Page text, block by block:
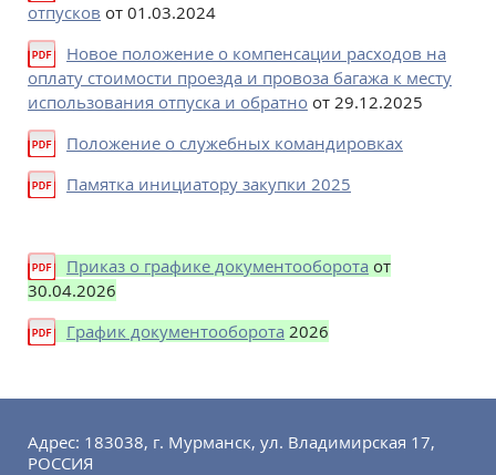
отпусков от 01.03.2024
Новое положение о компенсации расходов на
оплату стоимости проезда и провоза багажа к месту
использования отпуска и обратно от 29.12.2025
Положение о служебных командировках
Памятка инициатору закупки 2025
Приказ о графике документооборота от
30.04.2026
График документооборота 2026
Адрес: 183038, г. Мурманск, ул. Владимирская 17,
РОССИЯ